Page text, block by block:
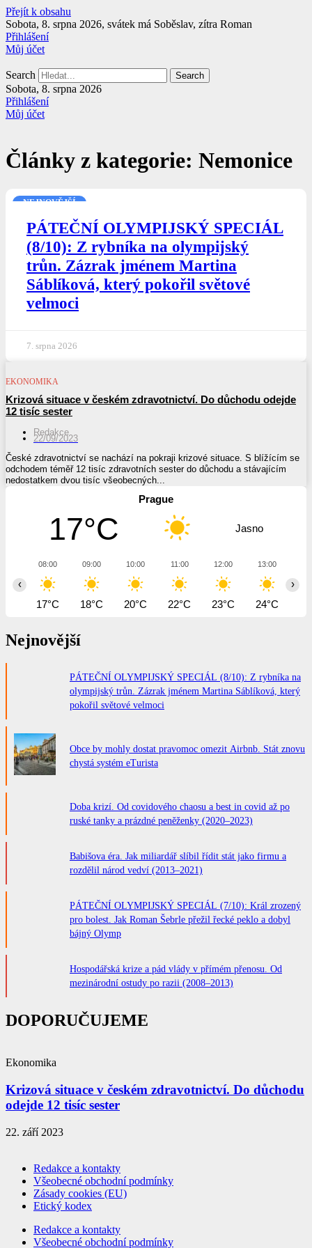
Přejít k obsahu
Sobota, 8. srpna 2026, svátek má Soběslav, zítra Roman
Přihlášení
Můj účet
Search Search
Sobota, 8. srpna 2026
Přihlášení
Můj účet
Články z kategorie: Nemonice
NEJNOVĚJŠÍ
PÁTEČNÍ OLYMPIJSKÝ SPECIÁL
(8/10): Z rybníka na olympijský
trůn. Zázrak jménem Martina
Sáblíková, který pokořil světové
velmoci
7. srpna 2026
EKONOMIKA
Krizová situace v českém zdravotnictví. Do důchodu odejde
12 tisíc sester
Redakce
22/09/2023
České zdravotnictví se nachází na pokraji krizové situace. S blížícím se
odchodem téměř 12 tisíc zdravotních sester do důchodu a stávajícím
nedostatkem dvou tisíc všeobecných...
Prague
17°C Jasno
08:00
17°C
09:00
18°C
10:00
20°C
11:00
22°C
12:00
23°C
13:00
24°C
‹ ›
Nejnovější
PÁTEČNÍ OLYMPIJSKÝ SPECIÁL (8/10): Z rybníka na
olympijský trůn. Zázrak jménem Martina Sáblíková, který
pokořil světové velmoci
Obce by mohly dostat pravomoc omezit Airbnb. Stát znovu
chystá systém eTurista
Doba krizí. Od covidového chaosu a best in covid až po
ruské tanky a prázdné peněženky (2020–2023)
Babišova éra. Jak miliardář slíbil řídit stát jako firmu a
rozdělil národ vedví (2013–2021)
PÁTEČNÍ OLYMPIJSKÝ SPECIÁL (7/10): Král zrozený
pro bolest. Jak Roman Šebrle přežil řecké peklo a dobyl
bájný Olymp
Hospodářská krize a pád vlády v přímém přenosu. Od
mezinárodní ostudy po razii (2008–2013)
DOPORUČUJEME
Ekonomika
Krizová situace v českém zdravotnictví. Do důchodu
odejde 12 tisíc sester
22. září 2023
Redakce a kontakty
Všeobecné obchodní podmínky
Zásady cookies (EU)
Etický kodex
Redakce a kontakty
Všeobecné obchodní podmínky